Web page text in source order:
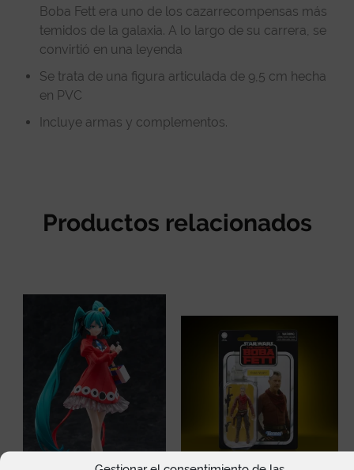
Boba Fett era uno de los cazarrecompensas más
temidos de la galaxia. A lo largo de su carrera, se
convirtió en una leyenda
Se trata de una figura articulada de 9,5 cm hecha
en PVC
Incluye armas y complementos.
Productos relacionados